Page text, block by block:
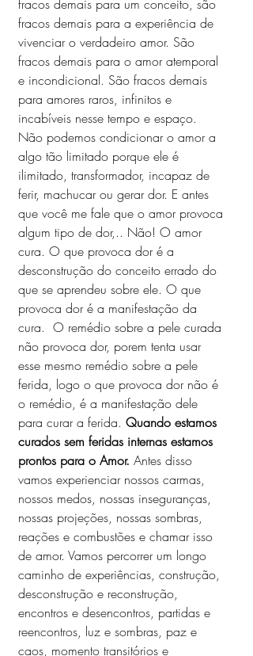
fracos demais para um conceito, são
fracos demais para a experiência de
vivenciar o verdadeiro amor. São
fracos demais para o amor atemporal
e incondicional. São fracos demais
para amores raros, infinitos e
incabíveis nesse tempo e espaço.
Não podemos condicionar o amor a
algo tão limitado porque ele é
ilimitado, transformador, incapaz de
ferir, machucar ou gerar dor. E antes
que você me fale que o amor provoca
algum tipo de dor,.. Não! O amor
cura. O que provoca dor é a
desconstrução do conceito errado do
que se aprendeu sobre ele. O que
provoca dor é a manifestação da
cura.  O remédio sobre a pele curada
não provoca dor, porem tenta usar
esse mesmo remédio sobre a pele
ferida, logo o que provoca dor não é
o remédio, é a manifestação dele
para curar a ferida. Quando estamos
curados sem feridas internas estamos
prontos para o Amor. Antes disso
vamos experienciar nossos carmas,
nossos medos, nossas inseguranças,
nossas projeções, nossas sombras,
reações e combustões e chamar isso
de amor. Vamos percorrer um longo
caminho de experiências, construção,
desconstrução e reconstrução,
encontros e desencontros, partidas e
reencontros, luz e sombras, paz e
caos, momento transitórios e